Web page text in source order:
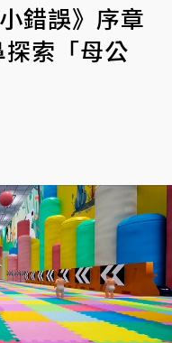
錯誤》序章
索「母公